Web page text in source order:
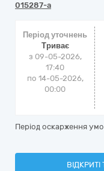
015287-a
Період уточнень
Триває
з 09-05-2026,
17:40
по 14-05-2026,
00:00
Період оскарження